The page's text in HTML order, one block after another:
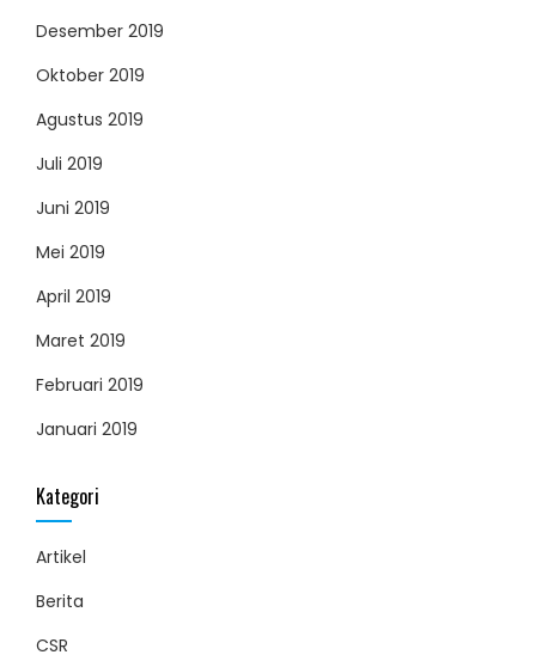
Desember 2019
Oktober 2019
Agustus 2019
Juli 2019
Juni 2019
Mei 2019
April 2019
Maret 2019
Februari 2019
Januari 2019
Kategori
Artikel
Berita
CSR